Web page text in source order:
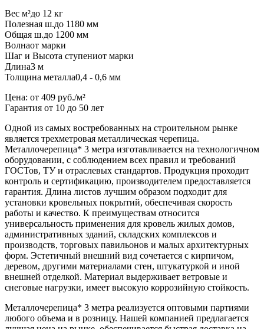
Вес м²до 12 кг
Полезная ш.до 1180 мм
Общая ш.до 1200 мм
Волнаот марки
Шаг и Высота ступениот марки
Длина3 м
Толщина металла0,4 - 0,6 мм
Цена: от 409 руб./м²
Гарантия от 10 до 50 лет
Одной из самых востребованных на строительном рынке
является трехметровая металлическая черепица.
Металлочерепица* 3 метра изготавливается на технологичном
оборудовании, с соблюдением всех правил и требований
ГОСТов, ТУ и отраслевых стандартов. Продукция проходит
контроль и сертификацию, производителем предоставляется
гарантия. Длина листов лучшим образом подходит для
установки кровельных покрытий, обеспечивая скорость
работы и качество. К преимуществам относится
универсальность применения для кровель жилых домов,
административных зданий, складских комплексов и
производств, торговых павильонов и малых архитектурных
форм. Эстетичный внешний вид сочетается с кирпичом,
деревом, другими материалами стен, штукатуркой и иной
внешней отделкой. Материал выдерживает ветровые и
снеговые нагрузки, имеет высокую коррозийную стойкость.
Металлочерепица* 3 метра реализуется оптовыми партиями
любого объема и в розницу. Нашей компанией предлагается